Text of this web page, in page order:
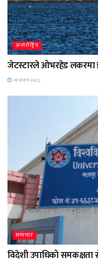
अन्तर्राष्ट्रिय
जेटस्टारले ओभरहेड लकरमा
२१ साउन २०८३,
समाचार
विदेशी उपाधिको समकक्षता